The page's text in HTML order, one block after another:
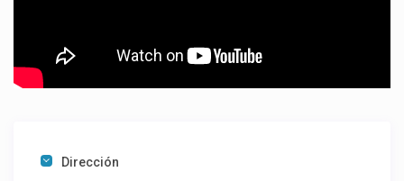
Dirección